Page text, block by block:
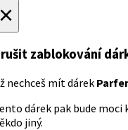
zablokování
nechceš mít dárek
dárek pak bude moci
jiný.